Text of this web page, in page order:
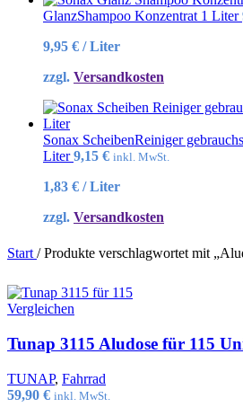
GlanzShampoo Konzentrat 1 Liter
9,95 € /Liter
zzgl. Versandkosten
Sonax ScheibenReiniger
Liter9,15 € inkl. MwSt.
1,83 € /Liter
zzgl. Versandkosten
Start / Produkte verschlagwortet mit
Vergleichen
Tunap 3115 Aludose für 115
TUNAP, Fahrrad
59,90 € inkl. MwSt.